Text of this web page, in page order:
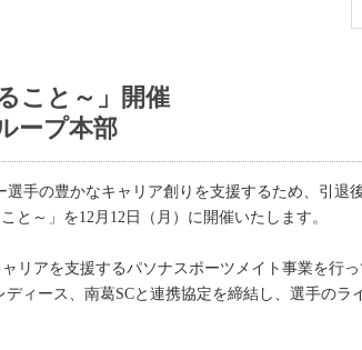
こと～」開催
ープ本部
手の豊かなキャリア創りを支援するため、引退
と～」を12月12日（月）に開催いたします。
リアを支援するパソナスポーツメイト事業を行
ィース、南葛SCと連携協定を締結し、選手のラ